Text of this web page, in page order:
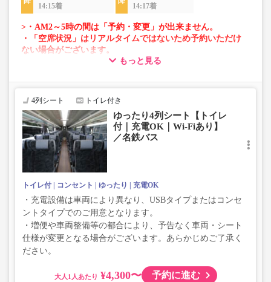
14:15着
14:17着
>・AM2～5時の間は「予約・変更」が出来ません。
・「空席状況」はリアルタイムではないため予約いただけ
ない場合がございます。
・車両は予告なく変更となる場合がございます。これに伴
で、あらかじめご了承ください。
もっと見る
4列シート トイレ付き
ゆったり4列シート【トイレ
付｜充電OK｜Wi-Fiあり】
／名鉄バス
トイレ付 コンセント ゆったり 充電OK
・充電設備は車両により異なり、USBタイプまたはコンセ
ントタイプでのご用意となります。
・増便や車両整備等の都合により、予告なく車両・シート
仕様が変更となる場合がございます。あらかじめご了承く
ださい。
大人 ¥4,300〜 予約に進む